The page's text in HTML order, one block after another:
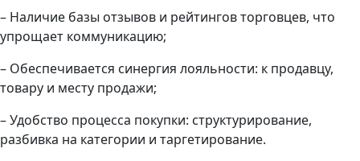
– Наличие базы отзывов и рейтингов торговцев, что
упрощает коммуникацию;
– Обеспечивается синергия лояльности: к продавцу,
товару и месту продажи;
– Удобство процесса покупки: структурирование,
разбивка на категории и таргетирование.